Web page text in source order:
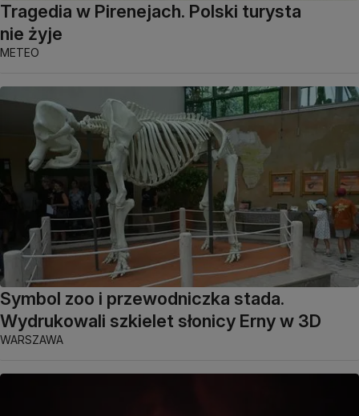
Tragedia w Pirenejach. Polski turysta
nie żyje
METEO
Symbol zoo i przewodniczka stada.
Wydrukowali szkielet słonicy Erny w 3D
WARSZAWA